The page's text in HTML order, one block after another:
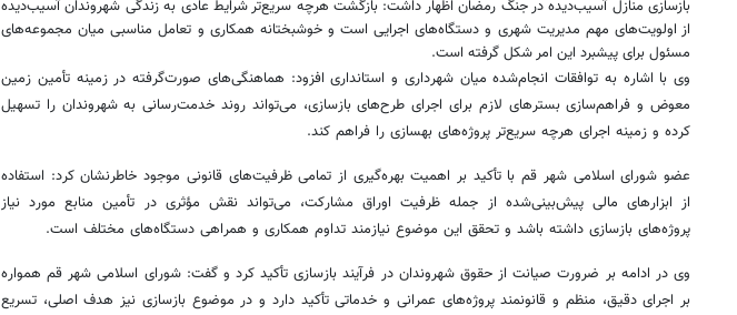
بازسازی منازل آسیب‌دیده در جنگ رمضان اظهار داشت: بازگشت هرچه سریع‌تر شرایط عادی به زندگی شهروندان آسیب‌دیده
از اولویت‌های مهم مدیریت شهری و دستگاه‌های اجرایی است و خوشبختانه همکاری و تعامل مناسبی میان مجموعه‌های
مسئول برای پیشبرد این امر شکل گرفته است.
وی با اشاره به توافقات انجام‌شده میان شهرداری و استانداری افزود: هماهنگی‌های صورت‌گرفته در زمینه تأمین زمین
معوض و فراهم‌سازی بسترهای لازم برای اجرای طرح‌های بازسازی، می‌تواند روند خدمت‌رسانی به شهروندان را تسهیل
کرده و زمینه اجرای هرچه سریع‌تر پروژه‌های بهسازی را فراهم کند.
عضو شورای اسلامی شهر قم با تأکید بر اهمیت بهره‌گیری از تمامی ظرفیت‌های قانونی موجود خاطرنشان کرد: استفاده
از ابزارهای مالی پیش‌بینی‌شده از جمله ظرفیت اوراق مشارکت، می‌تواند نقش مؤثری در تأمین منابع مورد نیاز
پروژه‌های بازسازی داشته باشد و تحقق این موضوع نیازمند تداوم همکاری و همراهی دستگاه‌های مختلف است.
وی در ادامه بر ضرورت صیانت از حقوق شهروندان در فرآیند بازسازی تأکید کرد و گفت: شورای اسلامی شهر قم همواره
بر اجرای دقیق، منظم و قانونمند پروژه‌های عمرانی و خدماتی تأکید دارد و در موضوع بازسازی نیز هدف اصلی، تسریع